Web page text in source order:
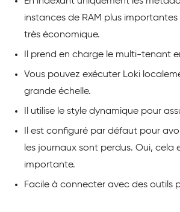
instances de RAM plus
très économique.
Il prend en charge le multi-tenant
Vous pouvez exécuter Loki
grande échelle.
Il utilise le style dynamique pour
Il est configuré par défaut pour
les journaux sont perdus. Oui,
importante.
Facile à connecter avec des outils